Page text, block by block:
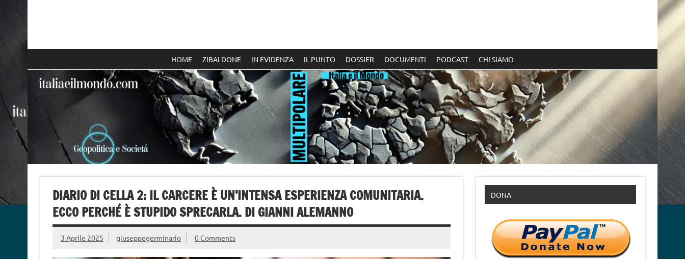
HOME ZIBALDONE IN EVIDENZA IL PUNTO DOSSIER DOCUMENTI PODCAST CHI SIAMO
DIARIO DI CELLA 2: IL CARCERE È UN’INTENSA ESPERIENZA COMUNITARIA.
ECCO PERCHÉ È STUPIDO SPRECARLA. DI GIANNI ALEMANNO
3 Aprile 2025 giuseppegerminario 0 Comments
DONA